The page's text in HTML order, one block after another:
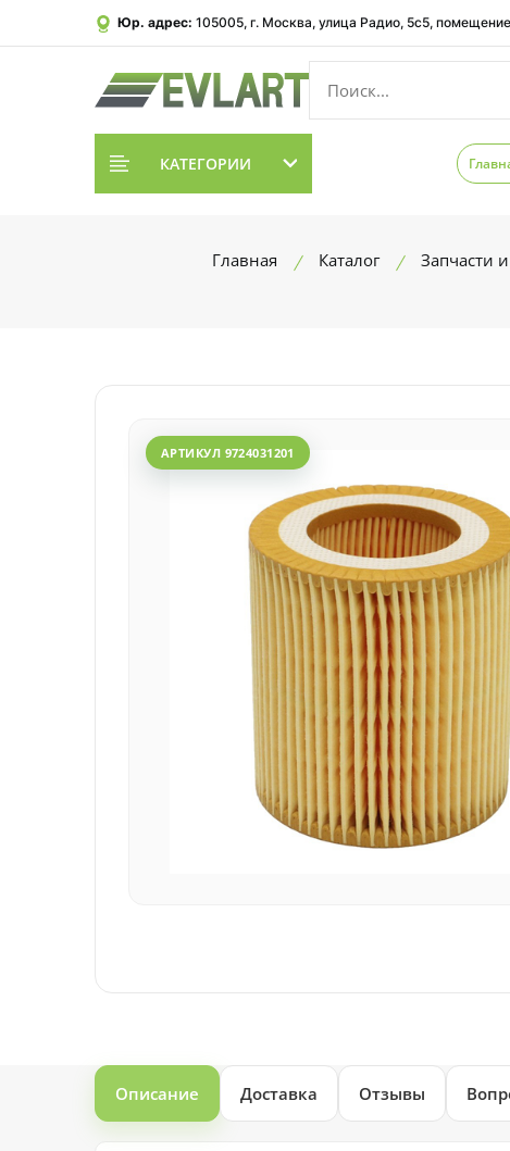
Юр. адрес: 105005, г. Москва, улица Радио, 5с5,
КАТЕГОРИИ
Главная Каталог Запчасти
АРТИКУЛ 9724031201
Описание Доставка Отзывы